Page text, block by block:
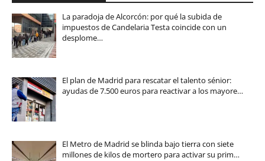
La paradoja de Alcorcón: por qué la subida de
impuestos de Candelaria Testa coincide con un
desplome…
El plan de Madrid para rescatar el talento sénior:
ayudas de 7.500 euros para reactivar a los mayore…
El Metro de Madrid se blinda bajo tierra con siete
millones de kilos de mortero para activar su prim…